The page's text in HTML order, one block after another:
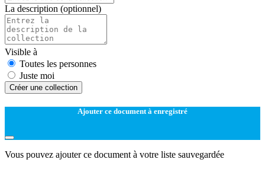
La description (optionnel)
Visible à
Toutes les personnes
Juste moi
Créer une collection
Ajouter ce document à enregistré
Vous pouvez ajouter ce document à votre liste sauvegardée